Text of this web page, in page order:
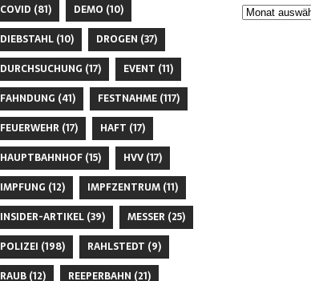
COVID (81) DEMO (10)
DIEBSTAHL(10) DROGEN (37)
DURCHSUCHUNG (17) EVENT (11)
FAHNDUNG (41) FESTNAHME(117)
FEUERWEHR (17) HAFT (17)
HAUPTBAHNHOF(15) HVV(17)
IMPFUNG (12) IMPFZENTRUM(11)
INSIDER-ARTIKEL(39) MESSER (25)
POLIZEI (198) RAHLSTEDT (9)
RAUB(12) REEPERBAHN (21)